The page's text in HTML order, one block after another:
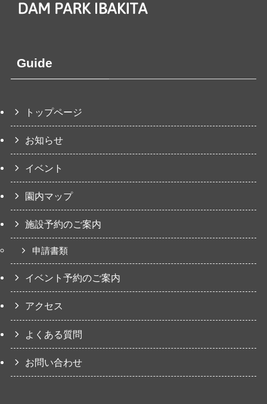
Guide
トップページ
お知らせ
イベント
園内マップ
施設予約のご案内
申請書類
イベント予約のご案内
アクセス
よくある質問
お問い合わせ